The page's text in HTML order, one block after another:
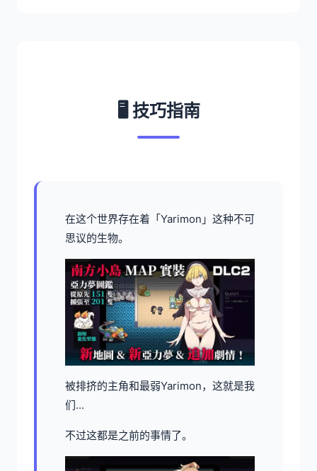
🖥️ 技巧指南
在这个世界存在着「Yarimon」这种不可
思议的生物。
被排挤的主角和最弱Yarimon，这就是我
们...
不过这都是之前的事情了。